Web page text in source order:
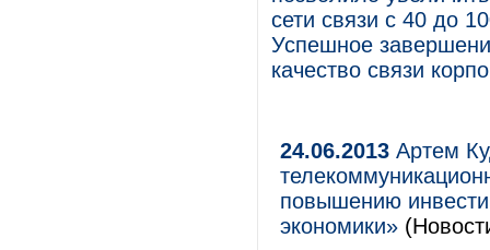
сети связи с 40 до
Успешное
качество связи
24.06.2013 Артем
повышению
экономики»